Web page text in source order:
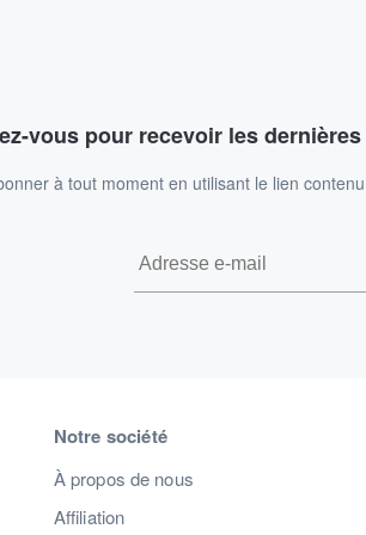
vous pour recevoir les
à tout moment en utilisant le lien
Notre société
À propos de nous
Affiliation